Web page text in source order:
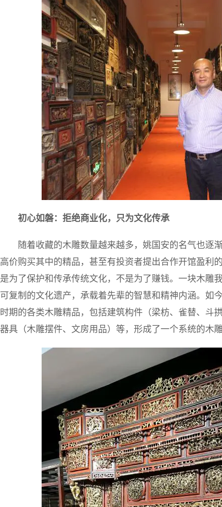
初心如磐：拒绝商业化，只为文化传承
随着收藏的木雕数量越来越多，姚国安的名气也逐
高价购买其中的精品，甚至有投资者提出合作开馆盈利
是为了保护和传承传统文化，不是为了赚钱。一块木雕
可复制的文化遗产，承载着先辈的智慧和精神内涵。如
时期的各类木雕精品，包括建筑构件（梁枋、雀替、斗
器具（木雕摆件、文房用品）等，形成了一个系统的木